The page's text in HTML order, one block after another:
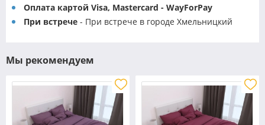
Оплата картой Visa, Mastercard - WayForPay
При встрече - При встрече в городе Хмельницкий
Мы рекомендуем